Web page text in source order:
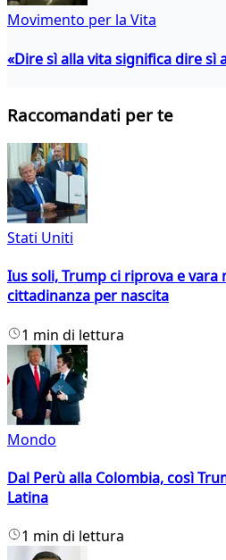
Movimento per la Vita
«Dire sì alla vita significa dire sì
Raccomandati per te
Stati Uniti
Ius soli, Trump ci riprova e vara
cittadinanza per nascita
1 min di lettura
Mondo
Dal Perù alla Colombia, così
Latina
1 min di lettura